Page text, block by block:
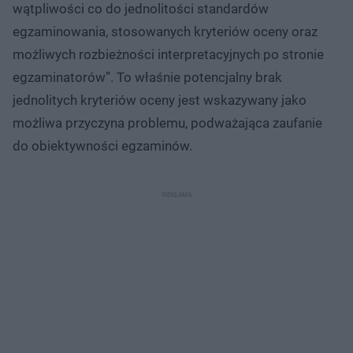
wątpliwości co do jednolitości standardów
egzaminowania, stosowanych kryteriów oceny oraz
możliwych rozbieżności interpretacyjnych po stronie
egzaminatorów”. To właśnie potencjalny brak
jednolitych kryteriów oceny jest wskazywany jako
możliwa przyczyna problemu, podważająca zaufanie
do obiektywności egzaminów.